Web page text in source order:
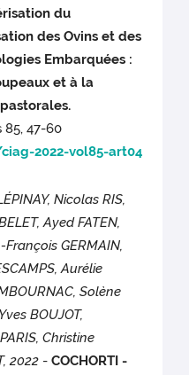
du
des Ovins et des
Embarquées :
et à la
85, 47-60
2022-vol85-art04
Nicolas RIS,
Ayed FATEN,
GERMAIN,
Aurélie
Solène
BOUJOT,
Christine
2022 -COCHORTI -